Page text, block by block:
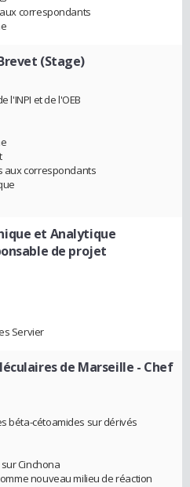
correspondants
(Stage)
l'INPI et de l'OEB
aux correspondants
et Analytique
de projet
Servier
de Marseille - Chef
béta-cétoamides sur dérivés
Cinchona
nouveau milieu de réaction